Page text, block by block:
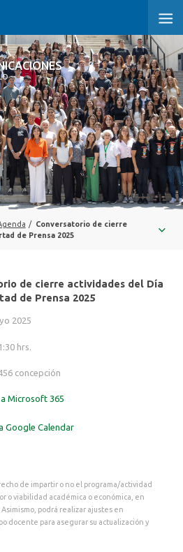
CONTINUA
/ Conversatorio de cierre
de Prensa 2025
de cierre actividades del Día
de Prensa 2025
2025
hrs.
concepción
Microsoft 365
Google Calendar
de impartir o no el programa/actividad
o viabilidad académica o económica, en
podrá realizar ajustes en
docente para asegurar su actualización y